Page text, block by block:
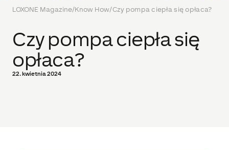
LOXONE Magazine/Know How/Czy pompa ciepła się opłaca?
Czy pompa ciepła się
opłaca?
22. kwietnia 2024